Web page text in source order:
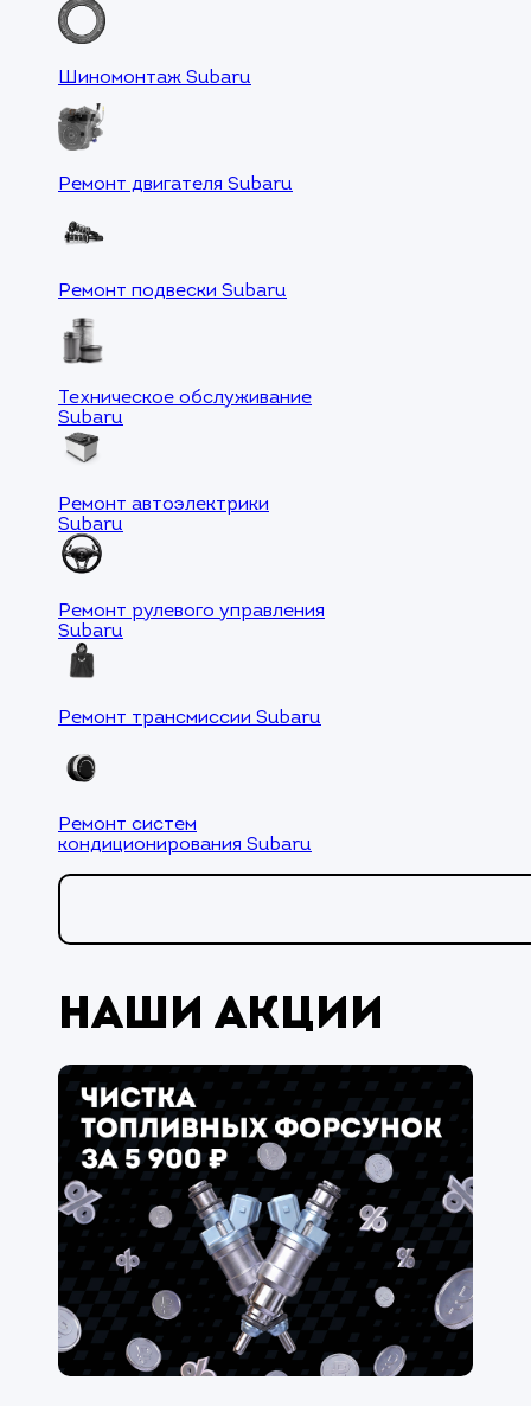
Шиномонтаж Subaru
Ремонт двигателя Subaru
Ремонт подвески Subaru
Техническое обслуживание
Subaru
Ремонт автоэлектрики
Subaru
Ремонт рулевого управления
Subaru
Ремонт трансмиссии Subaru
Ремонт систем
кондиционирования Subaru
Наши акции